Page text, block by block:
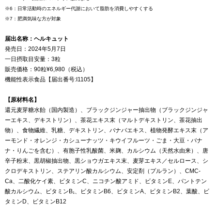
※6：日常活動時のエネルギー代謝において脂肪を消費しやすくする
※7：肥満気味な方が対象
届出名称：ヘルキュット
発売日：2024年5月7日
一日摂取目安量：3粒
販売価格：90粒¥6,980（税込）
機能性表示食品【届出番号:I1105】
【原材料名】
還元麦芽糖水飴（国内製造）、ブラックジンジャー抽出物（ブラックジンジャ
ーエキス、デキストリン）、茶花エキス末（マルトデキストリン、茶花抽出
物）、食物繊維、乳糖、デキストリン、バナバエキス、植物発酵エキス末（ア
ーモンド・オレンジ・カシューナッツ・キウイフルーツ・ごま・大豆・バナ
ナ・りんごを含む）、有胞子性乳酸菌、米麹、カルシウム（天然水由来）、唐
辛子粉末、黒胡椒抽出物、黒ショウガエキス末、麦芽エキス／セルロース、シ
クロデキストリン、ステアリン酸カルシウム、安定剤（プルラン）、CMC-
Ca、二酸化ケイ素、ビタミンC、ニコチン酸アミド、ビタミンE、パントテン
酸カルシウム、ビタミンB₁、ビタミンB6、ビタミンA、ビタミンB2、葉酸、ビ
タミンD、ビタミンB12